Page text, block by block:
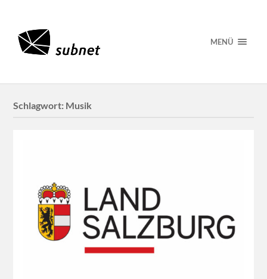
MENÜ
Schlagwort: Musik